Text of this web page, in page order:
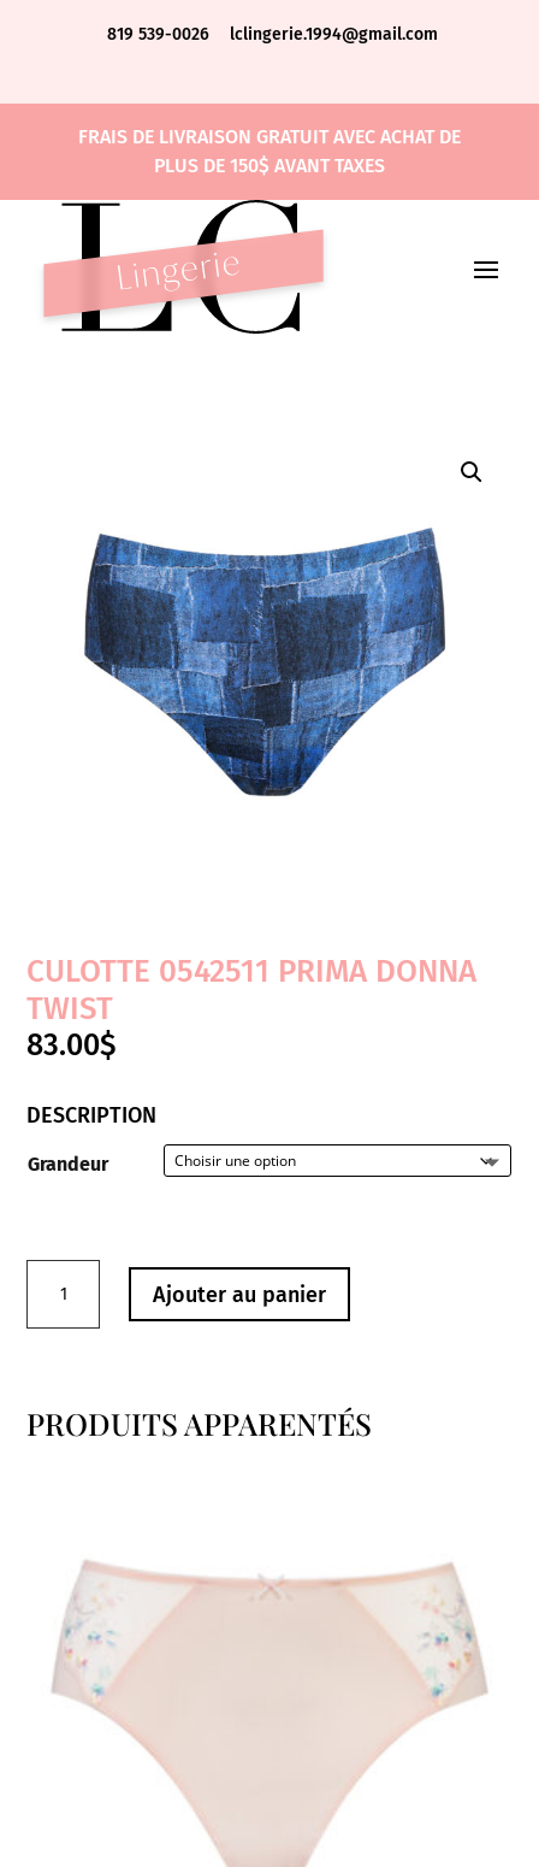
819 539-0026 lclingerie.1994@gmail.com
FRAIS DE LIVRAISON GRATUIT AVEC ACHAT DE
PLUS DE 150$ AVANT TAXES
CULOTTE 0542511 PRIMA DONNA
TWIST
83.00$
DESCRIPTION
Grandeur
Culotte
Donna
Ajouter au panier
PRODUITS APPARENTÉS
Produits similaires